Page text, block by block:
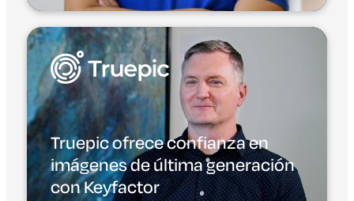
Truepic ofrece confianza en
imágenes de última generación
con Keyfactor